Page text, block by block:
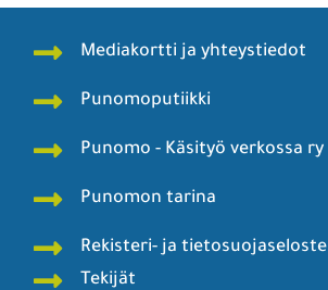
Mediakortti ja yhteystiedot
Punomoputiikki
Punomo - Käsityö verkossa ry
Punomon tarina
Rekisteri- ja tietosuojaseloste
Tekijät